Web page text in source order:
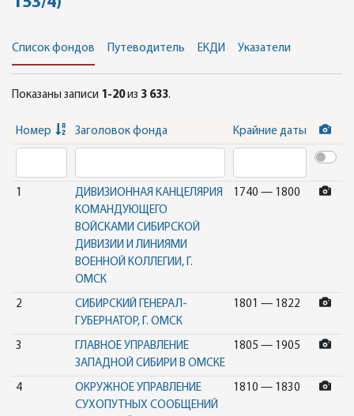
Список фондов Путеводитель ЕКДИ Указатели
Показаны записи 1-20из 3 633.
Номер Заголовок фонда Крайние даты
1
ДИВИЗИОННАЯ КАНЦЕЛЯРИЯ
КОМАНДУЮЩЕГО
ВОЙСКАМИ СИБИРСКОЙ
ДИВИЗИИ И ЛИНИЯМИ
ВОЕННОЙ КОЛЛЕГИИ, Г.
ОМСК
1740 — 1800
2
СИБИРСКИЙ ГЕНЕРАЛ-
ГУБЕРНАТОР, Г. ОМСК
1801 — 1822
3
ГЛАВНОЕ УПРАВЛЕНИЕ
ЗАПАДНОЙ СИБИРИ В ОМСКЕ
1805 — 1905
4
ОКРУЖНОЕ УПРАВЛЕНИЕ
СУХОПУТНЫХ СООБЩЕНИЙ
1810 — 1830